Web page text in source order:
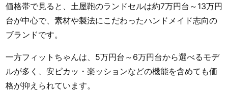
価格帯で見ると、土屋鞄のランドセルは約7万円台～13万円
台が中心で、素材や製法にこだわったハンドメイド志向の
ブランドです。
一方フィットちゃんは、5万円台～6万円台から選べるモデ
ルが多く、安ピカッ・楽ッションなどの機能を含めても価
格が抑えられています。